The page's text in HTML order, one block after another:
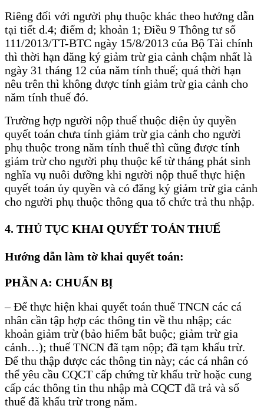
Riêng đối với người phụ thuộc khác theo hướng dẫn
tại tiết d.4; điểm d; khoản 1; Điều 9 Thông tư số
111/2013/TT-BTC ngày 15/8/2013 của Bộ Tài chính
thì thời hạn đăng ký giảm trừ gia cảnh chậm nhất là
ngày 31 tháng 12 của năm tính thuế; quá thời hạn
nêu trên thì không được tính giảm trừ gia cảnh cho
năm tính thuế đó.
Trường hợp người nộp thuế thuộc diện ủy quyền
quyết toán chưa tính giảm trừ gia cảnh cho người
phụ thuộc trong năm tính thuế thì cũng được tính
giảm trừ cho người phụ thuộc kể từ tháng phát sinh
nghĩa vụ nuôi dưỡng khi người nộp thuế thực hiện
quyết toán ủy quyền và có đăng ký giảm trừ gia cảnh
cho người phụ thuộc thông qua tổ chức trả thu nhập.
4. THỦ TỤC KHAI QUYẾT TOÁN THUẾ
Hướng dẫn làm tờ khai quyết toán:
PHẦN A: CHUẨN BỊ
– Để thực hiện khai quyết toán thuế TNCN các cá
nhân cần tập hợp các thông tin về thu nhập; các
khoản giảm trừ (bảo hiểm bắt buộc; giảm trừ gia
cảnh…); thuế TNCN đã tạm nộp; đã tạm khấu trừ.
Để thu thập được các thông tin này; các cá nhân có
thể yêu cầu CQCT cấp chứng từ khấu trừ hoặc cung
cấp các thông tin thu nhập mà CQCT đã trả và số
thuế đã khấu trừ trong năm.